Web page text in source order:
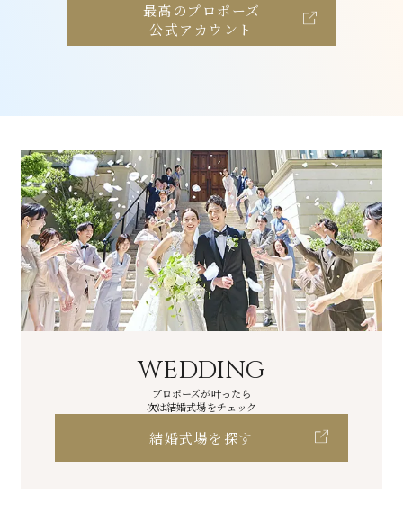
最高のプロポーズ
公式アカウント
WEDDING
プロポーズが叶ったら
次は結婚式場をチェック
結婚式場を探す